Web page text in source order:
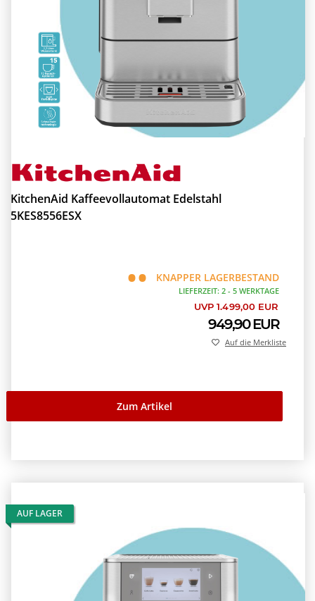
KitchenAid Kaffeevollautomat Edelstahl
5KES8556ESX
KNAPPER LAGERBESTAND
LIEFERZEIT: 2 - 5 WERKTAGE
UVP 1.499,00 EUR
949,90 EUR
Zum Artikel
Auf die Merkliste
AUF LAGER